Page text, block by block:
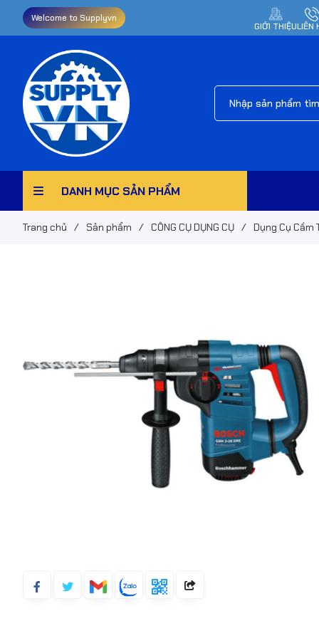
Welcome to Supplyvn
GIỚI THIỆULIÊN
DANH MỤC SẢN PHẨM
Trang chủ / Sản phẩm / CÔNG CỤ DỤNG CỤ / Dụng Cụ Cầm